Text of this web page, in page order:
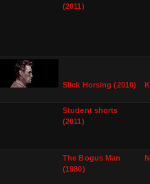
(2011)
Slick Horsing (2010)
Student shorts
(2011)
The Bogus Man
(1980)